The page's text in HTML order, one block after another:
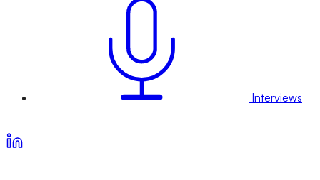
Interviews